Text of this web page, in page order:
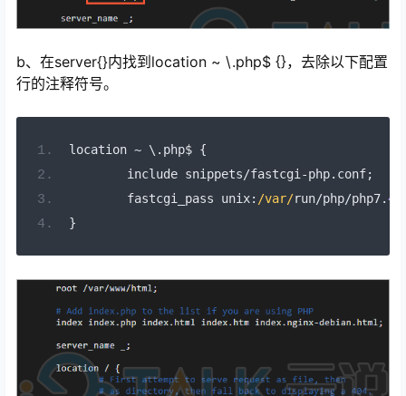
b、在server{}内找到location ~ \.php$ {}，去除以下配置
行的注释符号。
location ~ \. php$ {
        include snippets
/fastcgi -php. conf;
        fastcgi_pass
unix: /var/run/php/php7.4
}